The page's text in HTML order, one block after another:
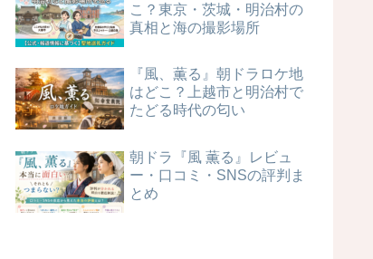
こ？東京・茨城・明治村の
真相と海の撮影場所
『風、薫る』朝ドラロケ地
はどこ？上越市と明治村で
たどる時代の匂い
朝ドラ『風 薫る』レビュ
ー・口コミ・SNSの評判ま
とめ